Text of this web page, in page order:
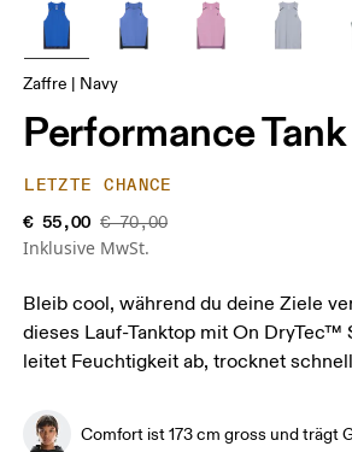
Zaffre | Navy
Performance Tank
LETZTE CHANCE
€ 55,00 € 70,00
Inklusive MwSt.
Bleib cool, während du deine Ziele
dieses Lauf-Tanktop mit On DryTec™
leitet Feuchtigkeit ab, trocknet
Comfort ist 173 cm gross und trägt